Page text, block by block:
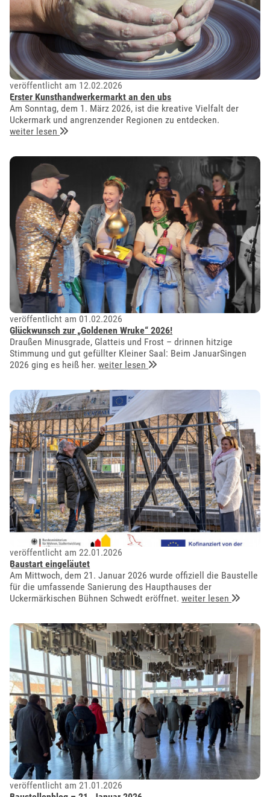
veröffentlicht am 12.02.2026
Erster Kunsthandwerkermarkt an den ubs
Am Sonntag, dem 1. März 2026, ist die kreative Vielfalt der
Uckermark und angrenzender Regionen zu entdecken.
weiter lesen
veröffentlicht am 01.02.2026
Glückwunsch zur „Goldenen Wruke“ 2026!
Draußen Minusgrade, Glatteis und Frost – drinnen hitzige
Stimmung und gut gefüllter Kleiner Saal: Beim JanuarSingen
2026 ging es heiß her.weiter lesen
veröffentlicht am 22.01.2026
Baustart eingeläutet
Am Mittwoch, dem 21. Januar 2026 wurde offiziell die Baustelle
für die umfassende Sanierung des Haupthauses der
Uckermärkischen Bühnen Schwedt eröffnet.weiter lesen
veröffentlicht am 21.01.2026